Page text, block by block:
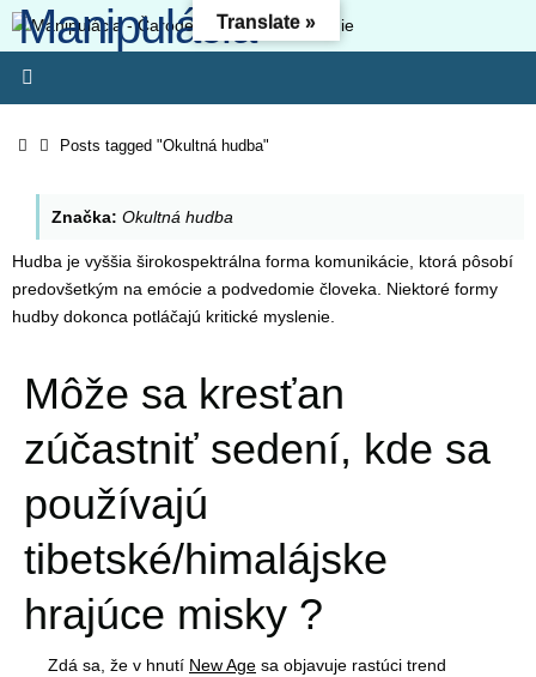
Skip
content
Manipulácia -
Čarodejníctvo -
Oslobodenie
4:6) Lebo odbojnosť je (ako) hriech čarodejníctva, svojvoľnosť je
(ako) hriech modlárstva. Pretože si pohrdol Pánovým slovom,
zavrhne ťa, nebudeš kráľom!“ (1 Sam 15-23)
HomePosts tagged "Okultná hudba"
Značka: Okultná hudba
Hudba je vyššia širokospektrálna forma komunikácie, ktorá pôsobí
predovšetkým na emócie a podvedomie človeka. Niektoré formy
hudby dokonca potláčajú kritické myslenie.
Môže sa kresťan
zúčastniť sedení, kde sa
používajú
tibetské/himalájske
hrajúce misky ?
Zdá sa, že v hnutí New Age sa objavuje rastúci trend
Translate »